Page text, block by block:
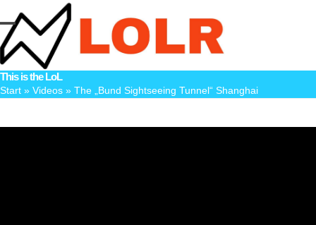
to
content
Open
mobile
menu
Close
mobile
menu
This is the LoL
Start » Videos » The „Bund Sightseeing Tunnel“ Shanghai